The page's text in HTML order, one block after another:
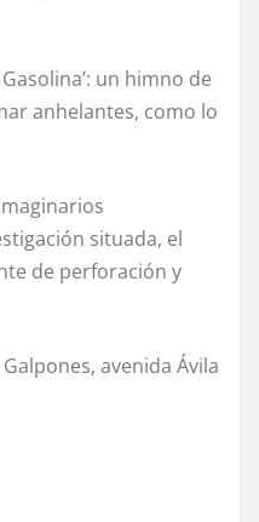
un himno de
anhelantes, como lo
situada, el
de perforación y
avenida Ávila